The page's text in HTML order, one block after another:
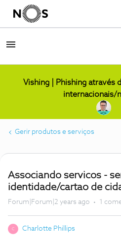
Vishing | Phishing através
internacionais/
Gerir produtos e serviços
Associando servicos -
identidade/cartao de
Forum|Forum|2 years ago 1
C Charlotte Phillips